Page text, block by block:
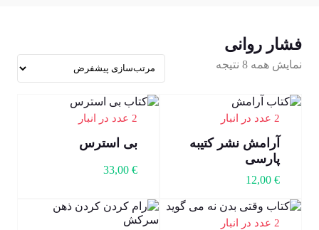
فشار روانی
نمایش همه 8 نتیجه
2 عدد در انبار
آرامش نشر کتیبه
پارسی
12,00 €
2 عدد در انبار
بی استرس
33,00€
2 عدد در انبار